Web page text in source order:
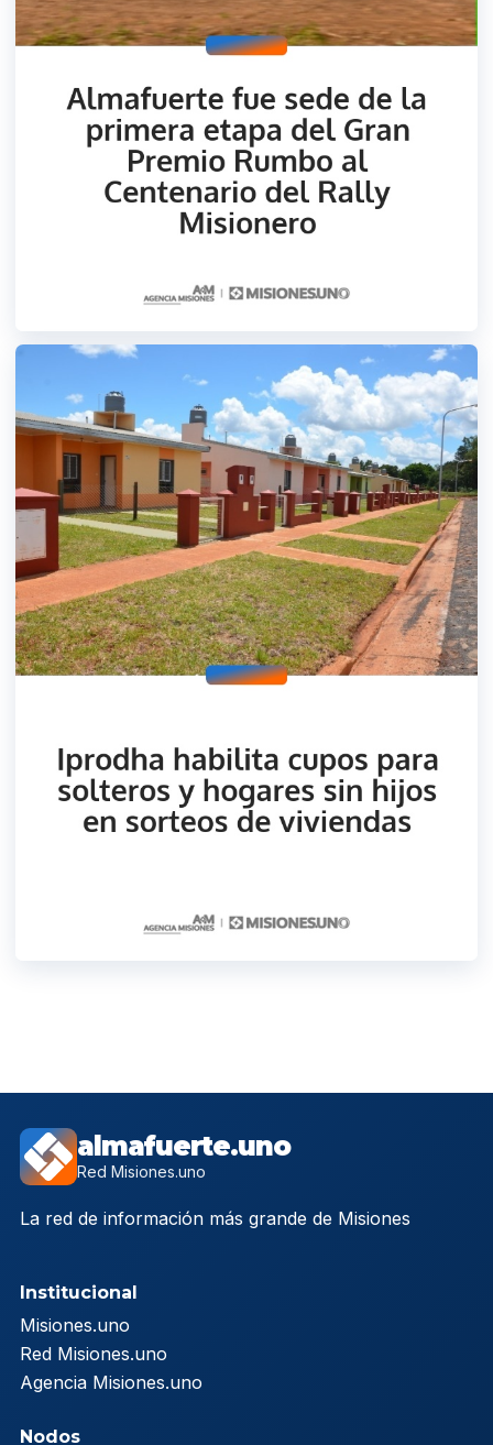
almafuerte.uno
Red Misiones.uno
La red de información más grande de Misiones
Institucional
Misiones.uno
Red Misiones.uno
Agencia Misiones.uno
Nodos